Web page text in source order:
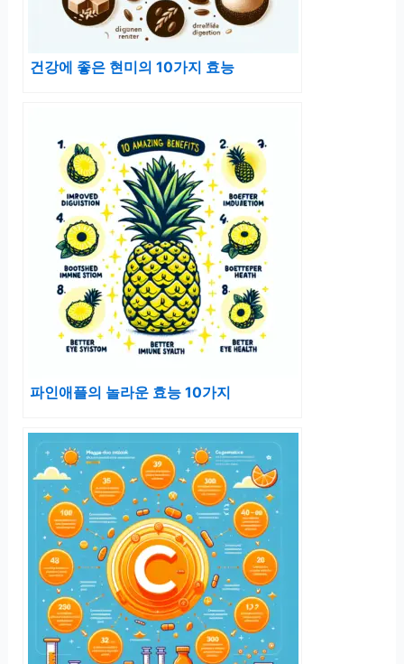
건강에 좋은 현미의 10가지 효능
파인애플의 놀라운 효능 10가지